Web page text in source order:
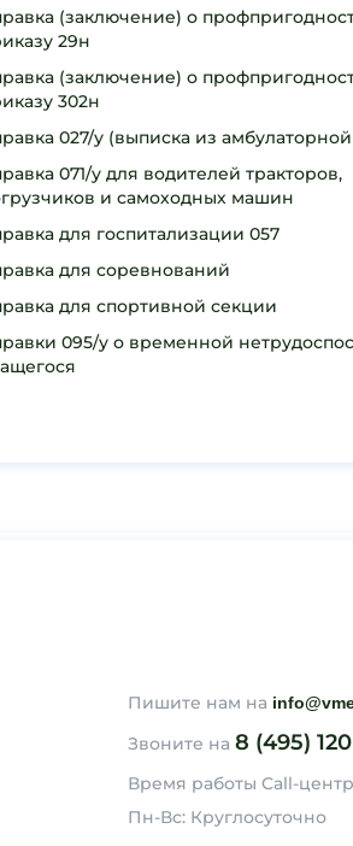
(заключение) о
29н
(заключение) о
302н
027/у (выписка из
071/у для водителей тракторов,
и самоходных машин
для госпитализации 057
для соревнований
для спортивной секции
095/у о временной
Пишите нам на
Звоните на 8 (495)
Время работы Call-
Пн-Вс: Круглосуточно